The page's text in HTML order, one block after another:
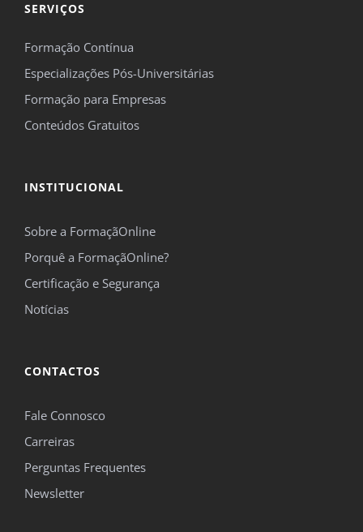
SERVIÇOS
Formação Contínua
Especializações Pós-Universitárias
Formação para Empresas
Conteúdos Gratuitos
INSTITUCIONAL
Sobre a FormaçãOnline
Porquê a FormaçãOnline?
Certificação e Segurança
Notícias
CONTACTOS
Fale Connosco
Carreiras
Perguntas Frequentes
Newsletter